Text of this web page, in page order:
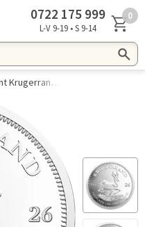
0722 ​175 ​999
L-V 9-19 • S 9-14
0
oz Africa de Sud 2026